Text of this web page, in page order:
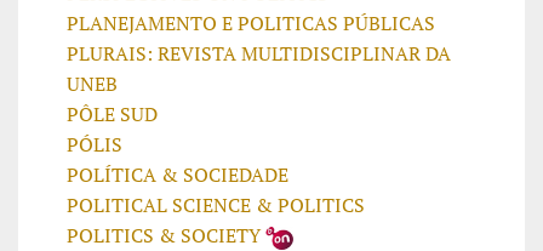
PLANEJAMENTO E POLITICAS PÚBLICAS
PLURAIS: REVISTA MULTIDISCIPLINAR DA
UNEB
PÔLE SUD
PÓLIS
POLÍTICA & SOCIEDADE
POLITICAL SCIENCE & POLITICS
POLITICS & SOCIETY